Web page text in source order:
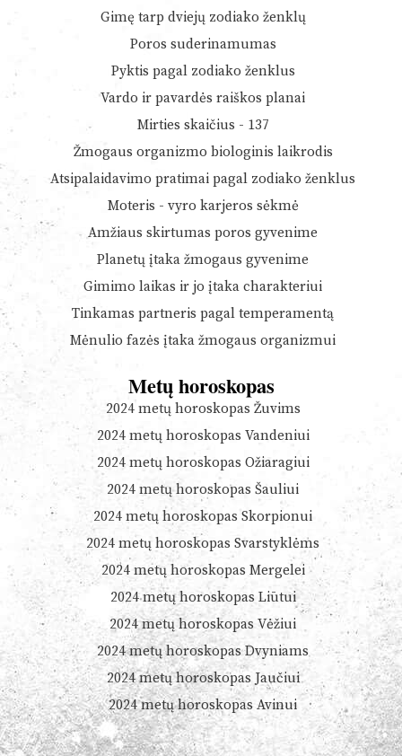
Gimę tarp dviejų zodiako ženklų
Poros suderinamumas
Pyktis pagal zodiako ženklus
Vardo ir pavardės raiškos planai
Mirties skaičius - 137
Žmogaus organizmo biologinis laikrodis
Atsipalaidavimo pratimai pagal zodiako ženklus
Moteris - vyro karjeros sėkmė
Amžiaus skirtumas poros gyvenime
Planetų įtaka žmogaus gyvenime
Gimimo laikas ir jo įtaka charakteriui
Tinkamas partneris pagal temperamentą
Mėnulio fazės įtaka žmogaus organizmui
Metų horoskopas
2024 metų horoskopas Žuvims
2024 metų horoskopas Vandeniui
2024 metų horoskopas Ožiaragiui
2024 metų horoskopas Šauliui
2024 metų horoskopas Skorpionui
2024 metų horoskopas Svarstyklėms
2024 metų horoskopas Mergelei
2024 metų horoskopas Liūtui
2024 metų horoskopas Vėžiui
2024 metų horoskopas Dvyniams
2024 metų horoskopas Jaučiui
2024 metų horoskopas Avinui